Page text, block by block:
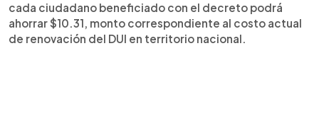
cada ciudadano beneficiado con el decreto podrá
ahorrar $10.31, monto correspondiente al costo actual
de renovación del DUI en territorio nacional.